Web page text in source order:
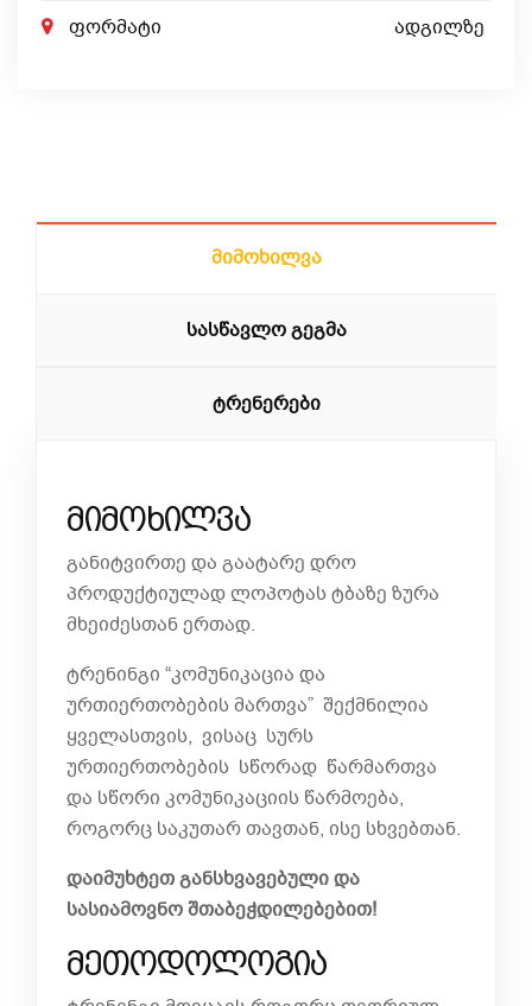
Მიმოხილვა
Სასწავლო Გეგმა
Ტრენერები
მიმოხილვა
განიტვირთე და გაატარე დრო
პროდუქტიულად ლოპოტას ტბაზე ზურა
მხეიძესთან ერთად.
ტრენინგი “კომუნიკაცია და
ურთიერთობების მართვა” შექმნილია
ყველასთვის, ვისაც სურს
ურთიერთობების სწორად წარმართვა
და სწორი კომუნიკაციის წარმოება,
როგორც საკუთარ თავთან, ისე სხვებთან.
დაიმუხტეთ განსხვავებული და
სასიამოვნო შთაბეჭდილებებით!
მეთოდოლოგია
ფორმატი ადგილზე